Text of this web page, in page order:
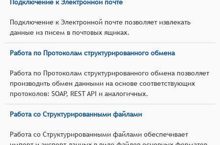
Подключение к Электронной почте
Подключение к Электронной почте позволяет извлекать
данные из писем в почтовых ящиках.
Работа по Протоколам структурированного обмена
Работа по Протоколам структурированного обмена позволяет
производить обмен данными на основе соответствующих
протоколов: SOAP, REST API и аналогичных.
Работа со Структурированными файлами
Работа со Структурированными файлами обеспечивает